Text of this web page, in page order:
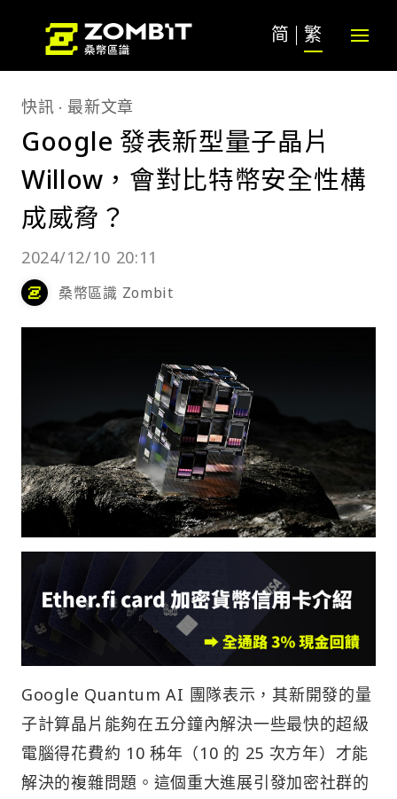
简 繁
快訊 最新文章
Google 發表新型量子晶片
Willow，會對比特幣安全性構
成威脅？
2024/12/10 20:11
桑幣區識 Zombit
Google Quantum AI 團隊表示，其新開發的量
子計算晶片能夠在五分鐘內解決一些最快的超級
電腦得花費約 10 秭年（10 的 25 次方年）才能
解決的複雜問題。這個重大進展引發加密社群的